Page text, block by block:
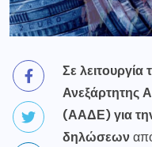
Σε
Ανεξάρτητης
(ΑΑΔΕ) για
δηλώσεων